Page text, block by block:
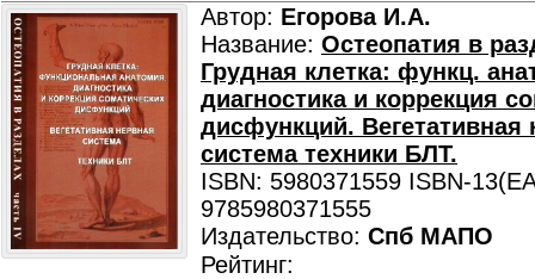
Автор: Егорова И.А.
Название: Остеопатия в
Грудная клетка: функц.
диагностика и коррекция
дисфункций. Вегетативная
система техники БЛТ.
ISBN: 5980371559 ISBN-
9785980371555
Издательство: Спб МАПО
Рейтинг: